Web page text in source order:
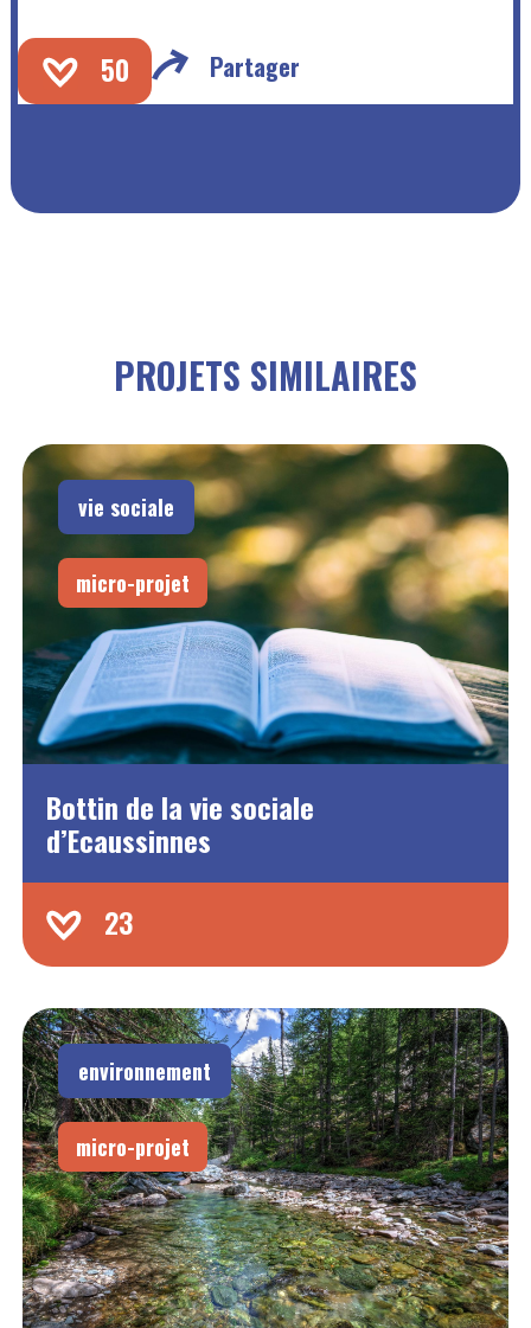
50 Partager
PROJETS SIMILAIRES
vie sociale
micro-projet
Bottin de la vie sociale
d’Ecaussinnes
23
environnement
micro-projet